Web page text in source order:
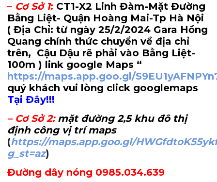
– Cơ Sở 1: CT1-X2 Linh Đàm-Mặt Đường
Bằng Liệt- Quận Hoàng Mai-Tp Hà Nội
( Địa Chỉ: từ ngày 25/2/2024 Gara Hồng
Quang chính thức chuyển về địa chỉ
trên, Cậu Dậu rẽ phải vào Bằng Liệt-
100m ) link google Maps “
https://maps.app.goo.gl/
quý khách vui lòng click googlemaps
Tại Đây!!!
– Cơ Sở 2: mặt đường 2,5 khu đô thị
định công vị trí maps
(https://maps.app.goo.gl/
g_st=az)
Đường dây nóng 0985.034.639